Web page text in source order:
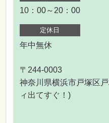
10：00～20：00
定休日
年中無休
〒244-0003
神奈川県横浜市戸塚区
ィ出てすぐ！)